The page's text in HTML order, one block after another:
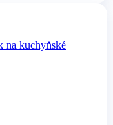
na kuchyňské